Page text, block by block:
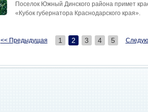
Поселок Южный Динского района примет
«Кубок губернатора Краснодарского края».
<< Предыдущая 1 2 3 4 5